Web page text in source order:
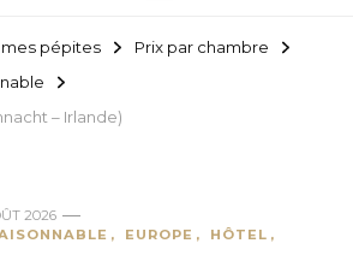
mes pépites
Prix par chambre
– Irlande)
2026
EUROPE
HÔTEL